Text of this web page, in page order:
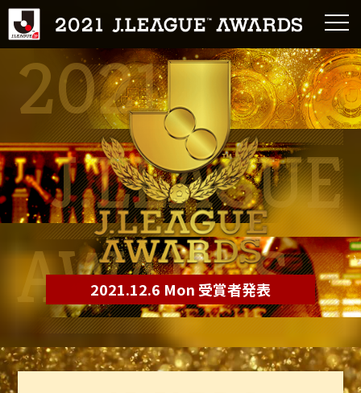
2021
J.LEAGUE
AWARDS
2021.12.6 Mon 受賞者発表